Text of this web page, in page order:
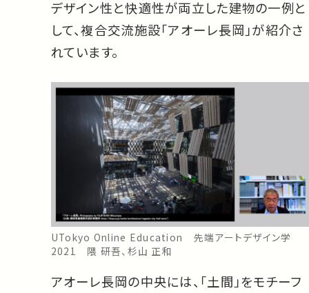
デザイン性と快適性が両立した建物の一例と
して、複合交流施設「アオーレ長岡」が紹介さ
れています。
UTokyo Online Education 先端アートデザイン学
2021 隈 研吾、杉山 正和
アオーレ長岡の中央には、「土間」をモチーフ